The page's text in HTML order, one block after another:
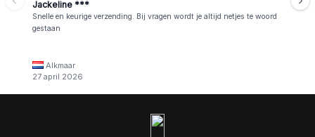
Jackeline ***
Snelle en keurige verzending. Bij vragen wordt je altijd netjes te woord
gestaan
Alkmaar
27 april 2026